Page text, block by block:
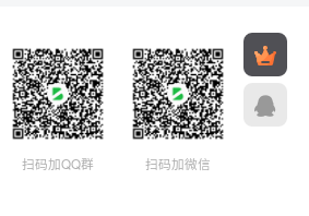
扫码加QQ群 扫码加微信